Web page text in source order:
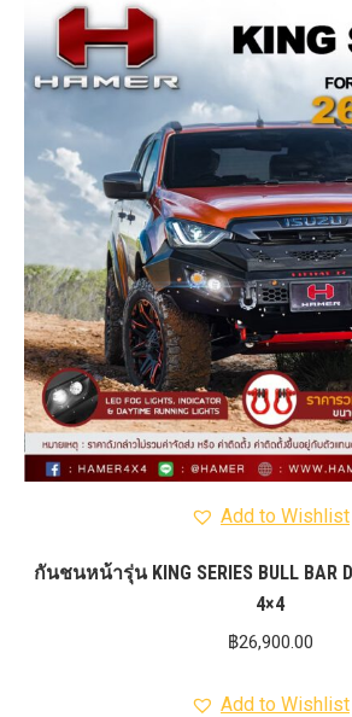
Add to Wishlist
กันชนหน้ารุ่น KING SERIES BULL BAR
4×4
฿26,900.00
Add to Wishlist